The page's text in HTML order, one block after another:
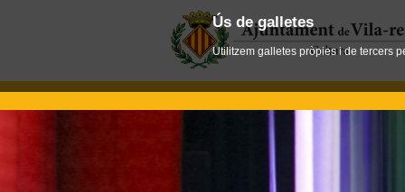
Ús de galletes
Utilitzem galletes pròpies i de tercers